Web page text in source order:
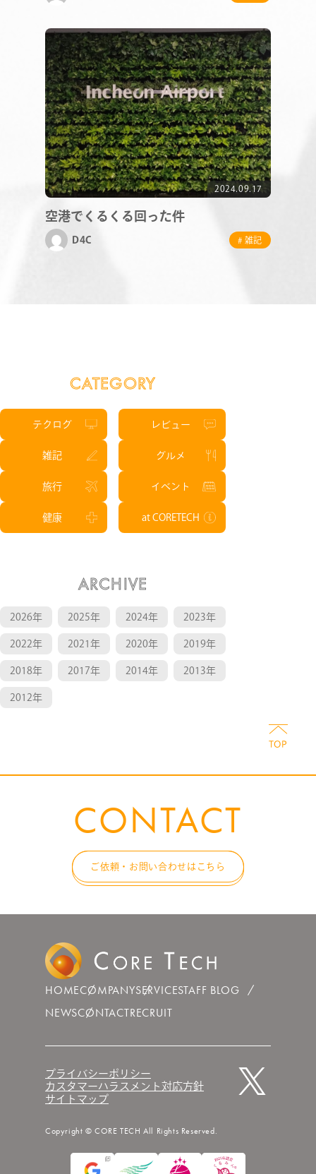
STAFF BLOG
NEWS
CONTACT
RECRUIT
2024.09.17
空港でくるくる回った件
D4C # 雑記
CATEGORY
テクログ レビュー
雑記 グルメ
旅行 イベント
健康 at CORETECH
ARCHIVE
2026年 2025年 2024年 2023年
2022年 2021年 2020年 2019年
2018年 2017年 2014年 2013年
2012年
CONTACT
ご依頼・お問い合わせはこちら
HOMECOMPANYSERVICESTAFF BLOG
NEWSCONTACTRECRUIT
プライバシーポリシー
カスタマーハラスメント対応方針
サイトマップ
Copyright © CORE TECH All Rights Reserved.